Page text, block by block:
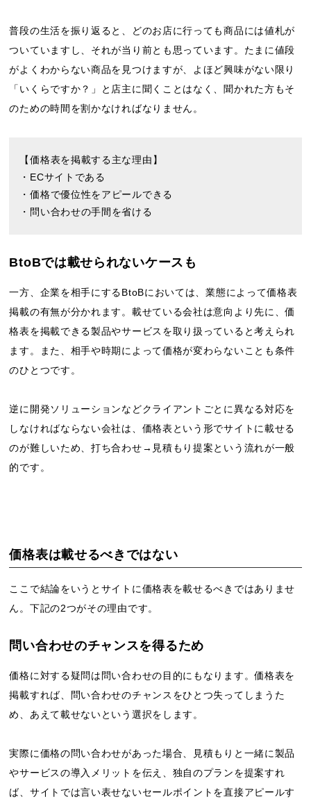
普段の生活を振り返ると、どのお店に行っても商品には値札が
ついていますし、それが当り前とも思っています。たまに値段
がよくわからない商品を見つけますが、よほど興味がない限り
「いくらですか？」と店主に聞くことはなく、聞かれた方もそ
のための時間を割かなければなりません。
【価格表を掲載する主な理由】
・ECサイトである
・価格で優位性をアピールできる
・問い合わせの手間を省ける
BtoBでは載せられないケースも
一方、企業を相手にするBtoBにおいては、業態によって価格表
掲載の有無が分かれます。載せている会社は意向より先に、価
格表を掲載できる製品やサービスを取り扱っていると考えられ
ます。また、相手や時期によって価格が変わらないことも条件
のひとつです。
逆に開発ソリューションなどクライアントごとに異なる対応を
しなければならない会社は、価格表という形でサイトに載せる
のが難しいため、打ち合わせ→見積もり提案という流れが一般
的です。
価格表は載せるべきではない
ここで結論をいうとサイトに価格表を載せるべきではありませ
ん。下記の2つがその理由です。
問い合わせのチャンスを得るため
価格に対する疑問は問い合わせの目的にもなります。価格表を
掲載すれば、問い合わせのチャンスをひとつ失ってしまうた
め、あえて載せないという選択をします。
実際に価格の問い合わせがあった場合、見積もりと一緒に製品
やサービスの導入メリットを伝え、独自のプランを提案すれ
ば、サイトでは言い表せないセールポイントを直接アピールす